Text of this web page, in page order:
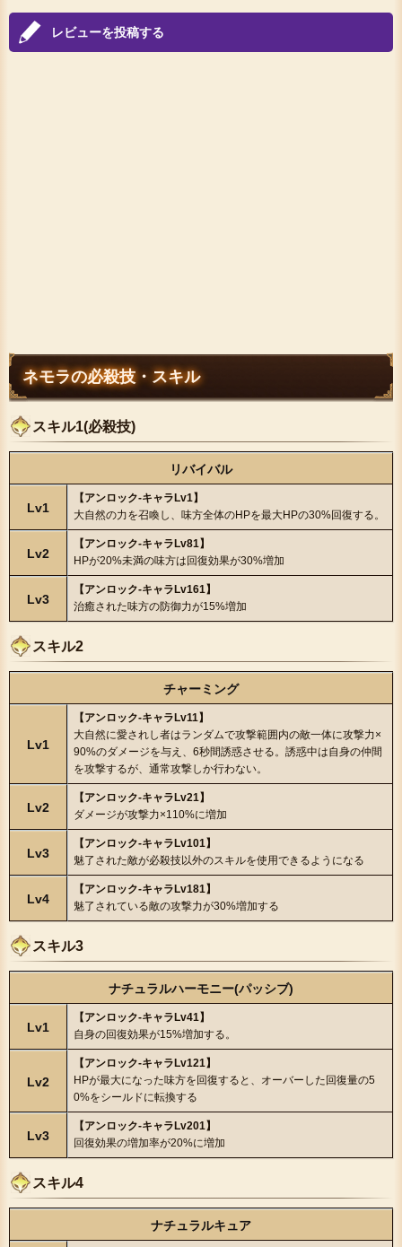
レビューを投稿する
ネモラの必殺技・スキル
スキル1(必殺技)
リバイバル
Lv1
【アンロック-キャラLv1】
大自然の力を召喚し、味方全体のHPを最大HPの30%回復する。
Lv2
【アンロック-キャラLv81】
HPが20%未満の味方は回復効果が30%増加
Lv3
【アンロック-キャラLv161】
治癒された味方の防御力が15%増加
スキル2
チャーミング
Lv1
【アンロック-キャラLv11】
大自然に愛されし者はランダムで攻撃範囲内の敵一体に攻撃力×
90%のダメージを与え、6秒間誘惑させる。誘惑中は自身の仲間
を攻撃するが、通常攻撃しか行わない。
Lv2
【アンロック-キャラLv21】
ダメージが攻撃力×110%に増加
Lv3
【アンロック-キャラLv101】
魅了された敵が必殺技以外のスキルを使用できるようになる
Lv4
【アンロック-キャラLv181】
魅了されている敵の攻撃力が30%増加する
スキル3
ナチュラルハーモニー(パッシブ)
Lv1
【アンロック-キャラLv41】
自身の回復効果が15%増加する。
Lv2
【アンロック-キャラLv121】
HPが最大になった味方を回復すると、オーバーした回復量の5
0%をシールドに転換する
Lv3
【アンロック-キャラLv201】
回復効果の増加率が20%に増加
スキル4
ナチュラルキュア